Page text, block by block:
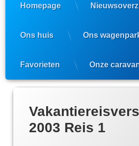
Homepage
Ons huis Ons
Favorieten Onze
2003 Reis 1